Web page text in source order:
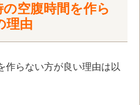
空腹時間を作ら
理由
作らない方が良い理由は以